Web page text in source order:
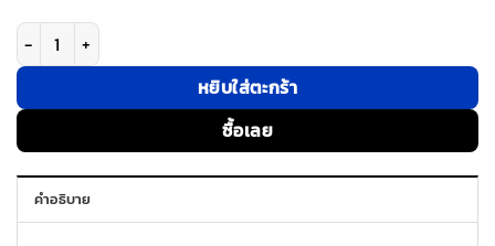
จำนวน WiWU รุ่น Skin Touch - เคส iPhone 17 Pro Max - สี Purple ชิ้น
หยิบใส่ตะกร้า
ซื้อเลย
คำอธิบาย